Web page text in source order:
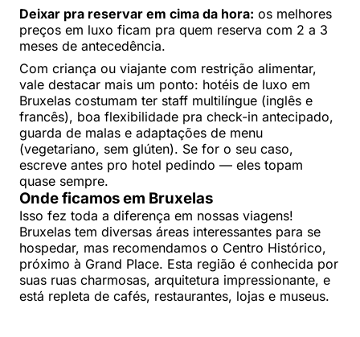
Deixar pra reservar em cima da hora: os melhores
preços em luxo ficam pra quem reserva com 2 a 3
meses de antecedência.
Com criança ou viajante com restrição alimentar,
vale destacar mais um ponto: hotéis de luxo em
Bruxelas costumam ter staff multilíngue (inglês e
francês), boa flexibilidade pra check-in antecipado,
guarda de malas e adaptações de menu
(vegetariano, sem glúten). Se for o seu caso,
escreve antes pro hotel pedindo — eles topam
quase sempre.
Onde ficamos em Bruxelas
Isso fez toda a diferença em nossas viagens!
Bruxelas tem diversas áreas interessantes para se
hospedar, mas recomendamos o Centro Histórico,
próximo à Grand Place. Esta região é conhecida por
suas ruas charmosas, arquitetura impressionante, e
está repleta de cafés, restaurantes, lojas e museus.